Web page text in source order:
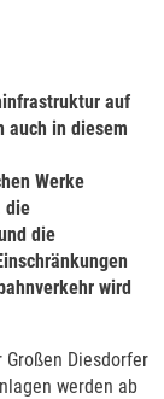
auf
auch in diesem
Werke
die
die
wird
Diesdorfer
werden ab